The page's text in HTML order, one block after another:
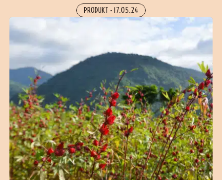
PRODUKT - 17.05.24